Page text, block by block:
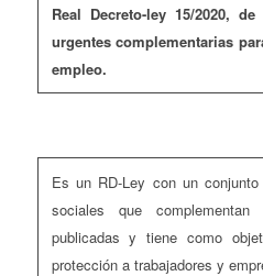
Real Decreto-ley 15/2020,
urgentes complementarias
empleo.
Es un RD-Ley con un
sociales que complementan
publicadas y tiene como
protección a trabajadores y